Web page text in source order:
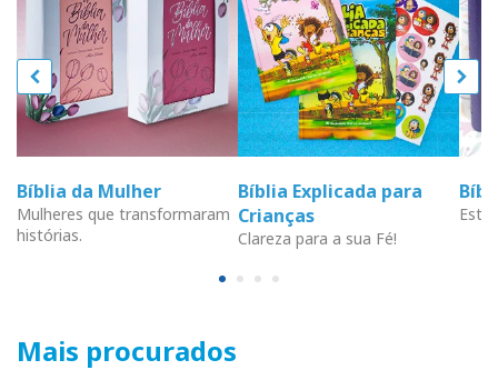
Bíblia da Mulher
Mulheres que transformaram
histórias.
Bíblia Explicada para
Crianças
Clareza para a sua Fé!
Mais procurados